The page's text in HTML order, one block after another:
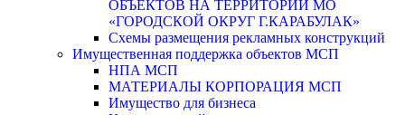
ОБЪЕКТОВ НА ТЕРРИТОРИИ МО
«ГОРОДСКОЙ ОКРУГ Г.КАРАБУЛАК»
Схемы размещения рекламных конструкций
Имущественная поддержка объектов МСП
НПА МСП
МАТЕРИАЛЫ КОРПОРАЦИЯ МСП
Имущество для бизнеса